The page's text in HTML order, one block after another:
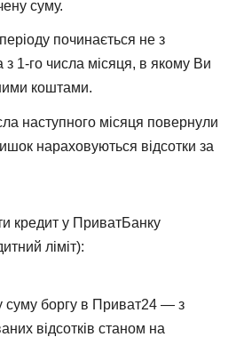
суму.
періоду починається не з
1-го числа місяця, в якому Ви
коштами.
наступного місяця повернули
нараховуються відсотки за
кредит у ПриватБанку
ліміт):
суму боргу в Приват24 — з
відсотків станом на